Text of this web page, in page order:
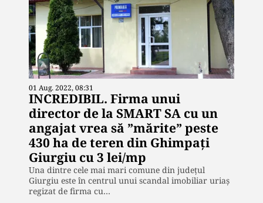
01 Aug. 2022, 08:31
INCREDIBIL. Firma unui
director de la SMART SA cu un
angajat vrea să ”mărite” peste
430 ha de teren din Ghimpați
Giurgiu cu 3 lei/mp
Una dintre cele mai mari comune din județul
Giurgiu este în centrul unui scandal imobiliar uriaș
regizat de firma cu…